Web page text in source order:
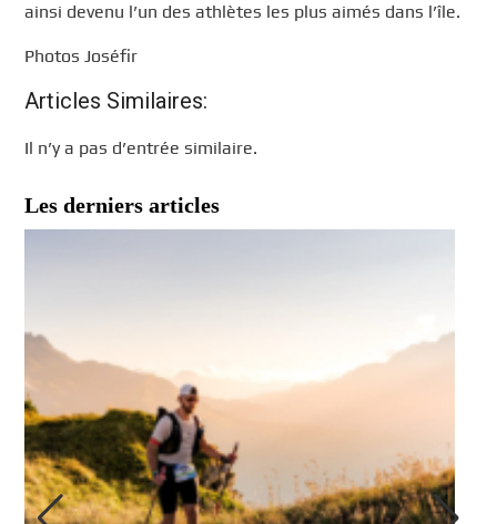
ainsi devenu l’un des athlètes les plus aimés dans l’île.
Photos Joséfir
Articles Similaires:
Il n’y a pas d’entrée similaire.
Les derniers articles